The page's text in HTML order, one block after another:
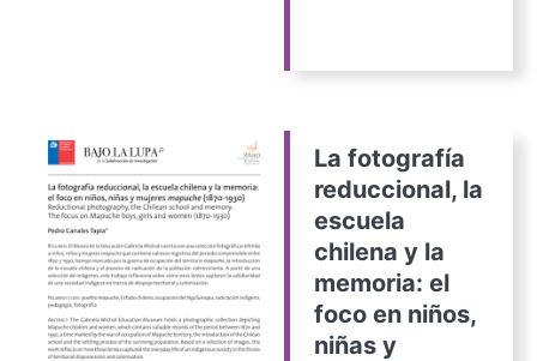
La fotografía
reduccional, la
escuela
chilena y la
memoria: el
foco en niños,
niñas y